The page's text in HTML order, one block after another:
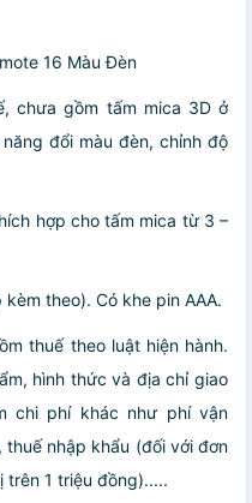
16 Màu Đèn
chưa gồm tấm mica 3D ở
đổi màu đèn, chỉnh độ
hợp cho tấm mica từ 3 –
theo). Có khe pin AAA.
thuế theo luật hiện hành.
hình thức và địa chỉ giao
chi phí khác như phí vận
nhập khẩu (đối với đơn
1 triệu đồng).....